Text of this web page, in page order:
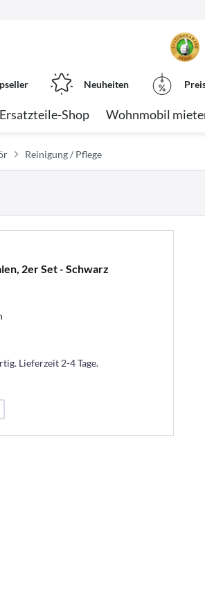
Neuheiten
Ersatzteile-Shop Wohnmobil
Reinigung / Pflege
2er Set - Schwarz
Lieferzeit 2-4 Tage.